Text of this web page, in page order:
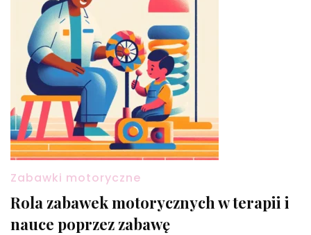
Zabawki motoryczne
Rola zabawek motorycznych w terapii i
nauce poprzez zabawę